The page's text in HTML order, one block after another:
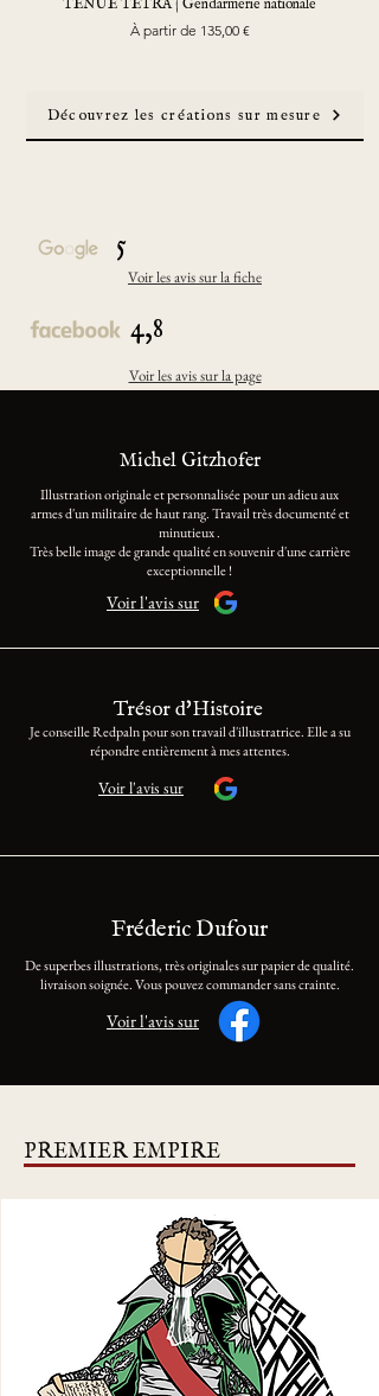
TENUE TETRA | Gendarmerie nationale
À partir de 135,00 €
Prix promotionnel
Découvrez les créations sur mesure
5
Voir les avis sur la fiche
4,8
Voir les avis sur la page
Michel Gitzhofer
Illustration originale et personnalisée pour un adieu aux
armes d'un militaire de haut rang. Travail très documenté et
minutieux .
Très belle image de grande qualité en souvenir d'une carrière
exceptionnelle !
Voir l'avis sur
Trésor d'Histoire
Je conseille Redpaln pour son travail d'illustratrice. Elle a su
répondre entièrement à mes attentes.
Voir l'avis sur
Fréderic Dufour
De superbes illustrations, très originales sur papier de qualité.
livraison soignée. Vous pouvez commander sans crainte.
Voir l'avis sur
PREMIER EMPIRE